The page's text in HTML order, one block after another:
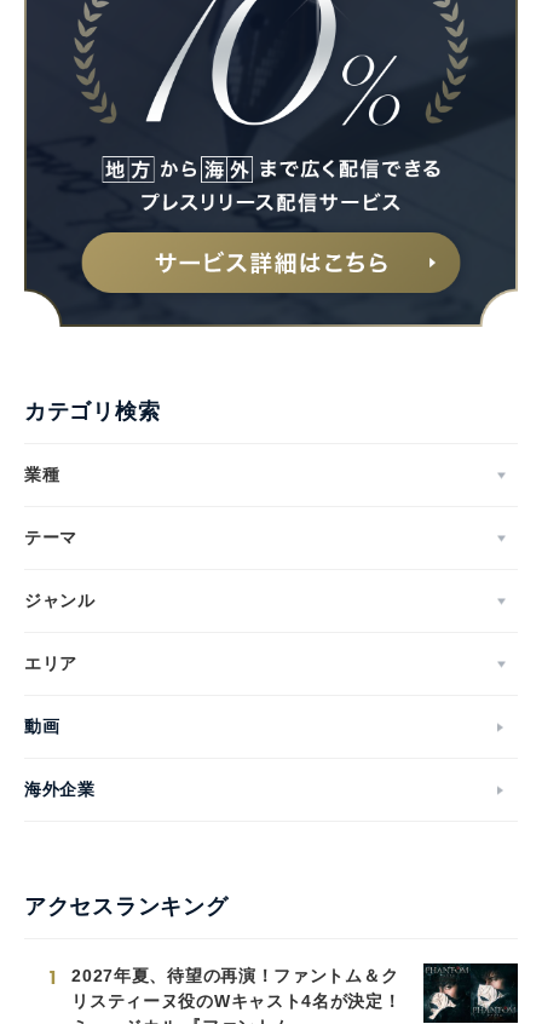
カテゴリ検索
業種
テーマ
ジャンル
エリア
動画
海外企業
アクセスランキング
1
2027年夏、待望の再演！ファントム＆ク
リスティーヌ役のWキャスト4名が決定！